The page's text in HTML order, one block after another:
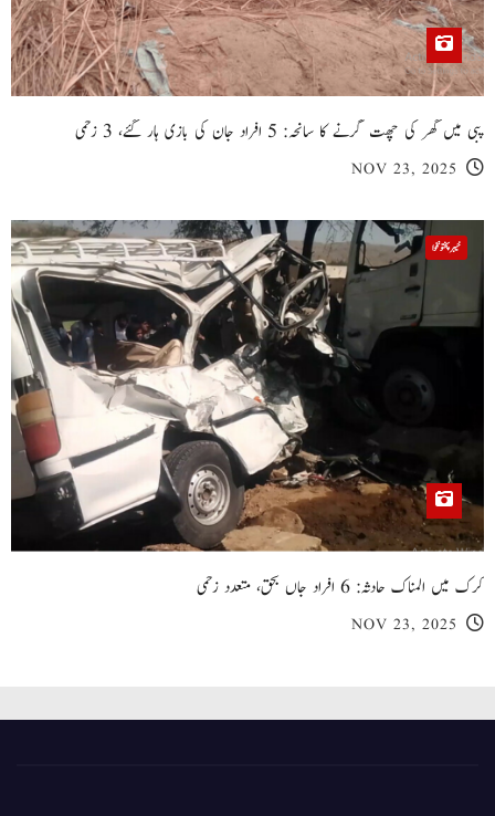
پبی میں گھر کی چھت گرنے کا سانحہ: 5 افراد جان کی بازی ہار گئے، 3 زخمی
NOV 23, 2025
خیبر پختونخوا
کرک میں المناک حادثہ: 6 افراد جاں بحق، متعدد زخمی
NOV 23, 2025